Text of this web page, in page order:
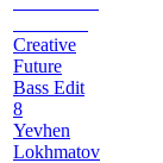
Creative
Future
Bass Edit
8
Yevhen
Lokhmatov